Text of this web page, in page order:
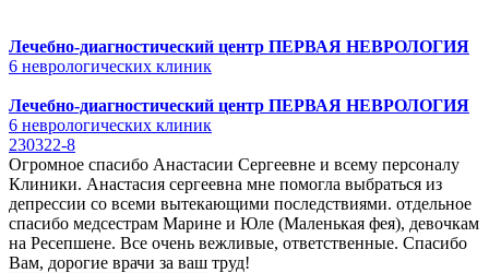
Лечебно-диагностический центр ПЕРВАЯ НЕВРОЛОГИЯ
6 неврологических клиник
Лечебно-диагностический центр ПЕРВАЯ НЕВРОЛОГИЯ
6 неврологических клиник
230322-8
Огромное спасибо Анастасии Сергеевне и всему персоналу
Клиники. Анастасия сергеевна мне помогла выбраться из
депрессии со всеми вытекающими последствиями. отдельное
спасибо медсестрам Марине и Юле (Маленькая фея), девочкам
на Ресепшене. Все очень вежливые, ответственные. Спасибо
Вам, дорогие врачи за ваш труд!